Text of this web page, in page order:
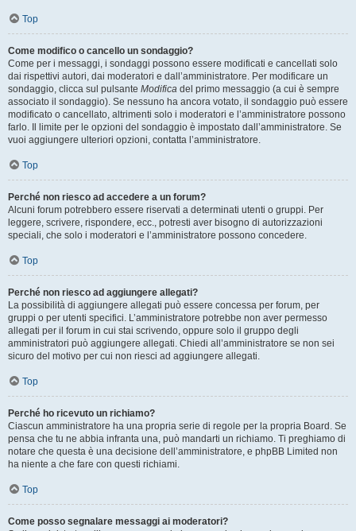
Top
Come modifico o cancello un sondaggio?
Come per i messaggi, i sondaggi possono essere modificati e cancellati solo
dai rispettivi autori, dai moderatori e dall’amministratore. Per modificare un
sondaggio, clicca sul pulsante Modifica del primo messaggio (a cui è sempre
associato il sondaggio). Se nessuno ha ancora votato, il sondaggio può essere
modificato o cancellato, altrimenti solo i moderatori e l’amministratore possono
farlo. Il limite per le opzioni del sondaggio è impostato dall’amministratore. Se
vuoi aggiungere ulteriori opzioni, contatta l’amministratore.
Top
Perché non riesco ad accedere a un forum?
Alcuni forum potrebbero essere riservati a determinati utenti o gruppi. Per
leggere, scrivere, rispondere, ecc., potresti aver bisogno di autorizzazioni
speciali, che solo i moderatori e l’amministratore possono concedere.
Top
Perché non riesco ad aggiungere allegati?
La possibilità di aggiungere allegati può essere concessa per forum, per
gruppi o per utenti specifici. L’amministratore potrebbe non aver permesso
allegati per il forum in cui stai scrivendo, oppure solo il gruppo degli
amministratori può aggiungere allegati. Chiedi all’amministratore se non sei
sicuro del motivo per cui non riesci ad aggiungere allegati.
Top
Perché ho ricevuto un richiamo?
Ciascun amministratore ha una propria serie di regole per la propria Board. Se
pensa che tu ne abbia infranta una, può mandarti un richiamo. Ti preghiamo di
notare che questa è una decisione dell’amministratore, e phpBB Limited non
ha niente a che fare con questi richiami.
Top
Come posso segnalare messaggi ai moderatori?